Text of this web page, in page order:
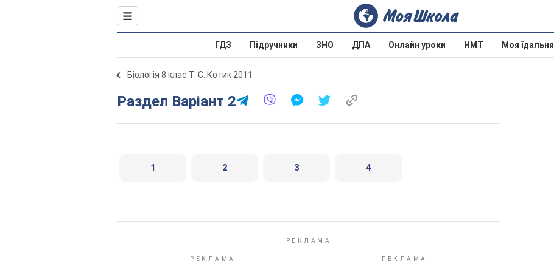
ГДЗ Підручники ЗНО ДПА Онлайн уроки НМТ Моя їдальня
Біологія 8 клас Т. С. Котик 2011
Раздел Варіант 2
1 2 3 4